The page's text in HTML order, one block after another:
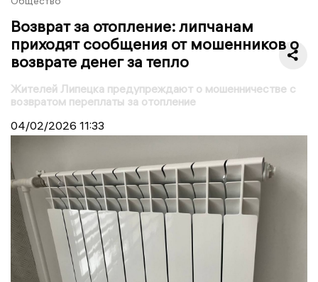
Возврат за отопление: липчанам
приходят сообщения от мошенников о
возврате денег за тепло
Жителей Липецка предупреждают о мошенничестве с
возвратом переплаты за отопление
04/02/2026 11:33